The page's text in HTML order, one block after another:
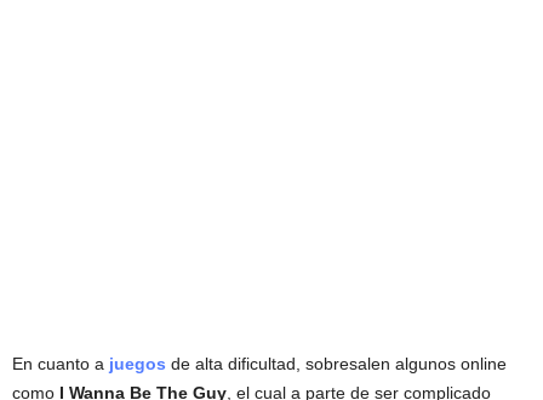
En cuanto a juegos de alta dificultad, sobresalen algunos online
como I Wanna Be The Guy , el cual a parte de ser complicado